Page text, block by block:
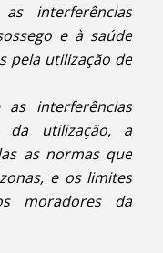
interferências
e à saúde
pela utilização de
as interferências
da utilização, a
as normas que
e os limites
moradores da